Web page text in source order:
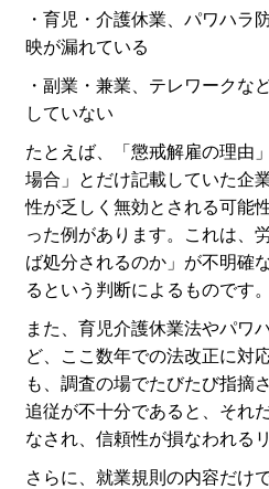
・育児・介護休業、パワハラ
映が漏れている
・副業・兼業、テレワークな
していない
たとえば、「懲戒解雇の理由
場合」とだけ記載していた企
性が乏しく無効とされる可能
った例があります。これは、
ば処分されるのか」が不明確
るという判断によるものです。
また、育児介護休業法やパワ
ど、ここ数年での法改正に対
も、調査の場でたびたび指摘
追従が不十分であると、それ
なされ、信頼性が損なわれる
さらに、就業規則の内容だけ